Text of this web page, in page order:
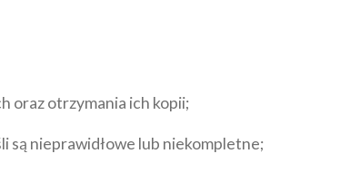
oraz otrzymania ich kopii;
są nieprawidłowe lub niekompletne;